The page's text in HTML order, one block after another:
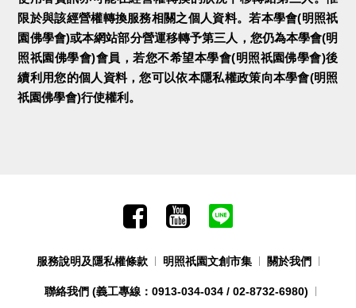
限於與該經營權轉換服務相關之個人資料。若本學會(明照祇
園佛學會)或本網站部分營運移轉予第三人，您仍為本學會(明
照祇園佛學會)會員，若您不希望本學會(明照祇園佛學會)後
續利用您的個人資料，您可以依本隱私權政策向本學會(明照
祇園佛學會)行使權利。
服務說明及隱私權條款 明照祇園文創市集 關於我們
聯絡我們 (義工專線：0913-034-034 / 02-8732-6980)